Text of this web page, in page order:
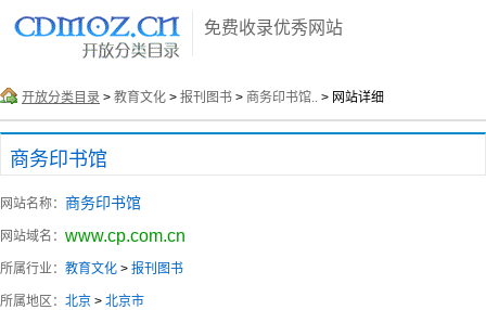
免费收录优秀网站
开放分类目录 > 教育文化 > 报刊图书 > 商务印书馆.. > 网站详细
商务印书馆
网站名称： 商务印书馆
网站域名： www.cp.com.cn
所属行业： 教育文化 > 报刊图书
所属地区： 北京 > 北京市